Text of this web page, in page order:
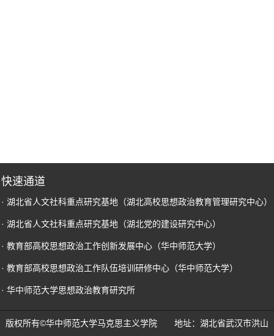
快速通道
· 湖北省人文社科重点研究基地（湖北高校思想政治教育管理研究中心）
· 湖北省人文社科重点研究基地（湖北党的建设研究中心）
· 教育部高校思想政治工作创新发展中心（华中师范大学）
· 教育部高校思想政治工作队伍培训研修中心（华中师范大学）
· 华中师范大学思想政治教育研究所
版权所有©华中师范大学马克思主义学院 地址：湖北省武汉市洪山